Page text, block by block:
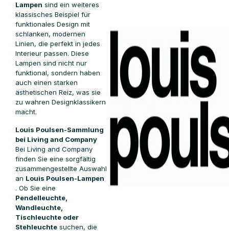
Lampen sind ein weiteres
klassisches Beispiel für
funktionales Design mit
schlanken, modernen
Linien, die perfekt in jedes
Interieur passen. Diese
Lampen sind nicht nur
funktional, sondern haben
auch einen starken
ästhetischen Reiz, was sie
zu wahren Designklassikern
macht.
Louis Poulsen-Sammlung
bei Living and Company
Bei Living and Company
finden Sie eine sorgfältig
zusammengestellte Auswahl
an Louis Poulsen-Lampen
. Ob Sie eine
Pendelleuchte,
Wandleuchte,
Tischleuchte oder
Stehleuchte suchen, die